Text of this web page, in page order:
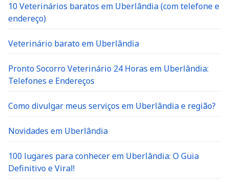
10 Veterinários baratos em Uberlândia (com telefone e
endereço)
Veterinário barato em Uberlândia
Pronto Socorro Veterinário 24 Horas em Uberlândia:
Telefones e Endereços
Como divulgar meus serviços em Uberlândia e região?
Novidades em Uberlândia
100 lugares para conhecer em Uberlândia: O Guia
Definitivo e Viral!